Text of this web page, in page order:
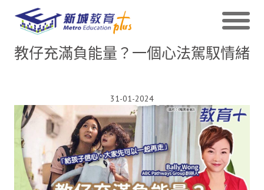
教仔充滿負能量？一個心法駕馭情緒
31-01-2024